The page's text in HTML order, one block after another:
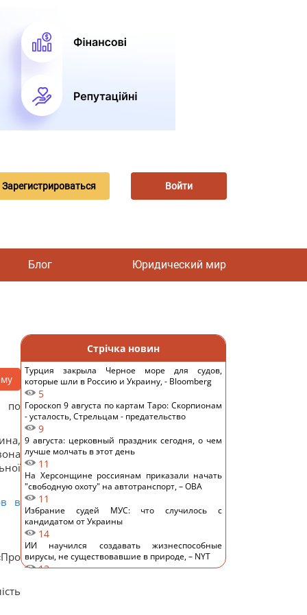
Зарегистрироваться Войти
Блог Юридический мир
по
в
Стрічка новин
Турция закрыла Черное море для судов,
которые шли в Россию и Украину, - Bloomberg
5
Гороскоп 9 августа по картам Таро: Скорпионам
- усталость, Стрельцам - предательство
9
9 августа: церковный праздник сегодня, о чем
лучше молчать в этот день
11
На Херсонщине россиянам приказали начать
"свободную охоту" на автотранспорт, – ОВА
11
Избрание судей МУС: что случилось с
кандидатом от Украины
14
ИИ научился создавать жизнеспособные
вирусы, не существовавшие в природе, – NYT
13